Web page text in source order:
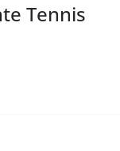
Tennis